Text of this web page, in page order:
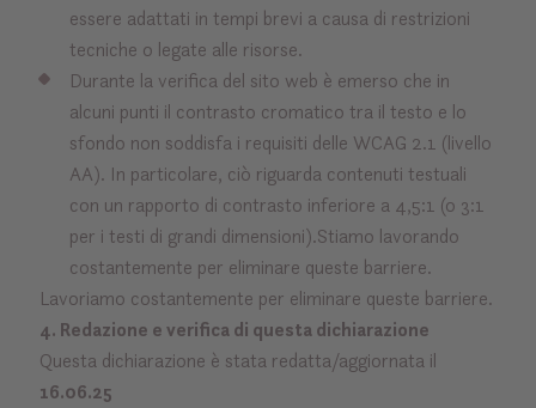
essere adattati in tempi brevi a causa di restrizioni
tecniche o legate alle risorse.
Durante la verifica del sito web è emerso che in
alcuni punti il contrasto cromatico tra il testo e lo
sfondo non soddisfa i requisiti delle WCAG 2.1 (livello
AA). In particolare, ciò riguarda contenuti testuali
con un rapporto di contrasto inferiore a 4,5:1 (o 3:1
per i testi di grandi dimensioni).Stiamo lavorando
costantemente per eliminare queste barriere.
Lavoriamo costantemente per eliminare queste barriere.
4. Redazione e verifica di questa dichiarazione
Questa dichiarazione è stata redatta/aggiornata il
16.06.25